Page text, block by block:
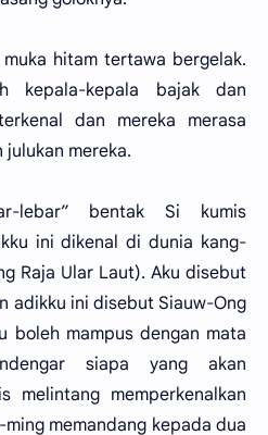
hitam tertawa bergelak.
kepala-kepala bajak dan
dan mereka merasa
julukan mereka.
lebar” bentak Si kumis
ini dikenal di dunia kang-
Raja Ular Laut). Aku disebut
adikku ini disebut Siauw-Ong
boleh mampus dengan mata
siapa yang akan
melintang memperkenalkan
memandang kepada dua